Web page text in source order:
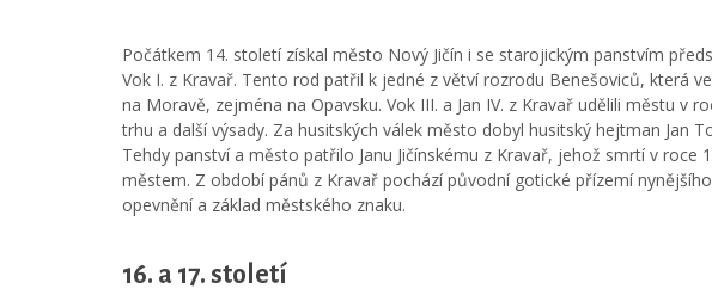
Počátkem 14. století získal město Nový Jičín i se starojickým panstvím
Vok I. z Kravař. Tento rod patřil k jedné z větví rozrodu Benešoviců, která
na Moravě, zejména na Opavsku. Vok III. a Jan IV. z Kravař udělili městu v
trhu a další výsady. Za husitských válek město dobyl husitský hejtman Jan
Tehdy panství a město patřilo Janu Jičínskému z Kravař, jehož smrtí v roce
městem. Z období pánů z Kravař pochází původní gotické přízemí
opevnění a základ městského znaku.
16. a 17. století